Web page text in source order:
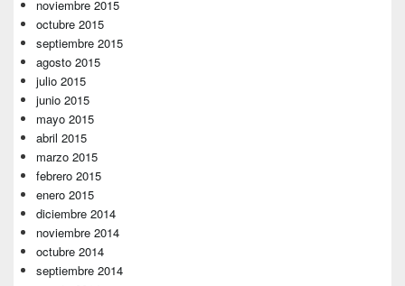
noviembre 2015
octubre 2015
septiembre 2015
agosto 2015
julio 2015
junio 2015
mayo 2015
abril 2015
marzo 2015
febrero 2015
enero 2015
diciembre 2014
noviembre 2014
octubre 2014
septiembre 2014